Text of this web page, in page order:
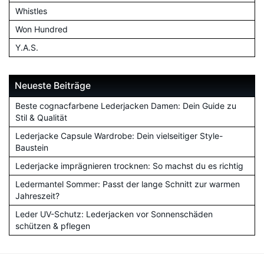
Whistles
Won Hundred
Y.A.S.
Neueste Beiträge
Beste cognacfarbene Lederjacken Damen: Dein Guide zu
Stil & Qualität
Lederjacke Capsule Wardrobe: Dein vielseitiger Style-
Baustein
Lederjacke imprägnieren trocknen: So machst du es richtig
Ledermantel Sommer: Passt der lange Schnitt zur warmen
Jahreszeit?
Leder UV-Schutz: Lederjacken vor Sonnenschäden
schützen & pflegen